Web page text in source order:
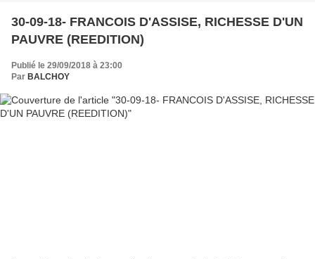
30-09-18- FRANCOIS D'ASSISE, RICHESSE D'UN
PAUVRE (REEDITION)
Publié le 29/09/2018 à 23:00
Par BALCHOY